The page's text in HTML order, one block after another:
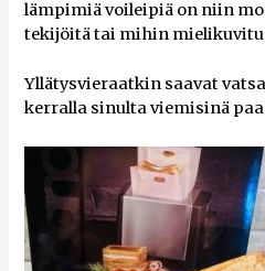
lämpimiä voileipiä on niin
tekijöitä tai mihin
Yllätysvieraatkin saavat
kerralla sinulta viemisinä